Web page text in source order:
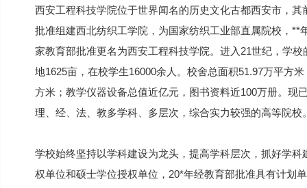
西安工程科技学院位于世界闻名的历史文化古都西安市，
批准组建西北纺织工学院，为国家纺织工业部直属院校，
家教育部批准更名为西安工程科技学院。进入21世纪，学
地1625亩，在校学生16000余人。校舍总面积51.97万平方
方米；教学仪器设备总值近亿元，图书资料近100万册。现
理、经、法、教多学科、多层次，综合实力较强的高等院校
学校始终坚持以学科建设为龙头，提高学科层次，抓好学
权单位和硕士学位授权单位，20*年经教育部批准具有计划